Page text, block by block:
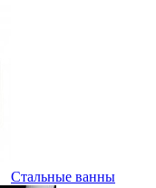
Стальные ванны